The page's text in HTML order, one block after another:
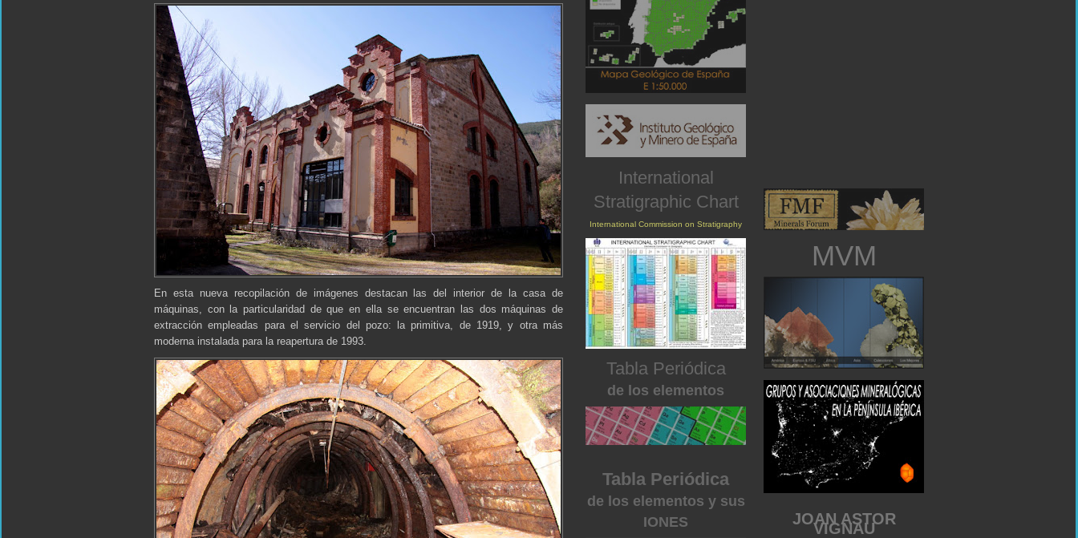
MVM
JOAN ASTOR
VIGNAU
En esta nueva recopilación de imágenes destacan las del interior de la casa de
máquinas, con la particularidad de que en ella se encuentran las dos máquinas de
extracción empleadas para el servicio del pozo: la primitiva, de 1919, y otra más
moderna instalada para la reapertura de 1993.
International
Stratigraphic Chart
International Commission on Stratigraphy
Tabla Periódica
de los elementos
Tabla Periódica
de los elementos y sus
IONES